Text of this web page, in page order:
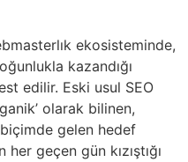
ekosisteminde,
kazandığı
edilir. Eski usul SEO
olarak bilinen,
gelen hedef
geçen gün kızıştığı